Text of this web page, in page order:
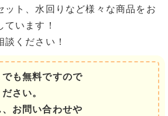
ット、水回りなど様々な商品をお
います！
ください！
も無料ですので
さい。
お問い合わせや